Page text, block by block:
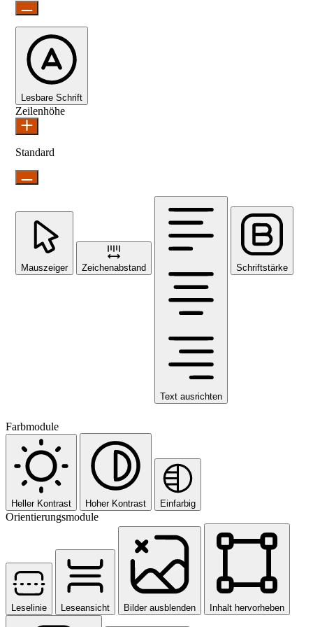
Lesbare Schrift
Zeilenhöhe
Standard
Mauszeiger Zeichenabstand
Text ausrichten
Schriftstärke
Farbmodule
Heller Kontrast Hoher Kontrast Einfarbig
Orientierungsmodule
Leselinie Leseansicht Bilder ausblenden Inhalt hervorheben